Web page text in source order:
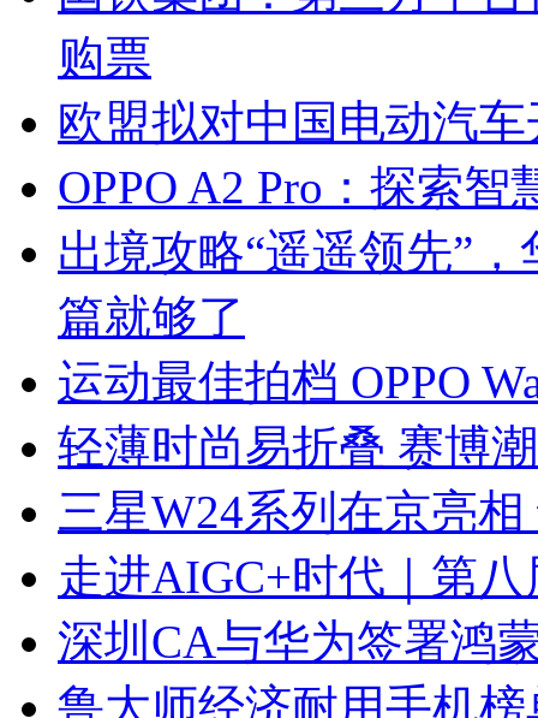
购票
欧盟拟对中国电动汽
OPPO A2 Pro：探索
出境攻略“遥遥领先”
篇就够了
运动最佳拍档 OPPO
轻薄时尚易折叠 赛博
三星W24系列在京亮
走进AIGC+时代｜第
深圳CA与华为签署鸿
鲁大师经济耐用手机榜